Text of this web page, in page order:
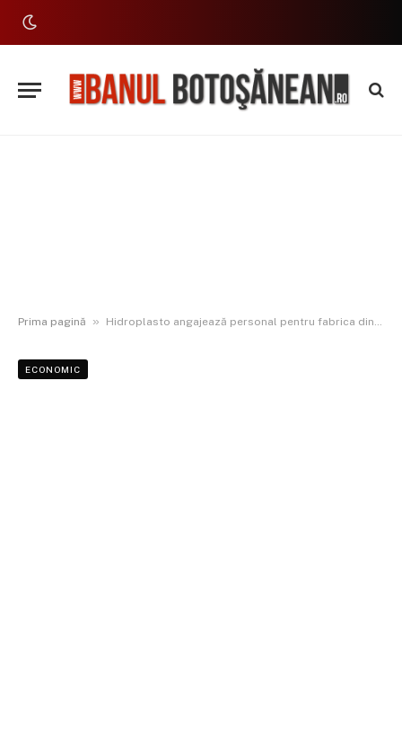
Prima pagină » Hidroplasto angajează personal pentru fabrica din Botoșani. Salarii motivante și transport gratuit
ECONOMIC